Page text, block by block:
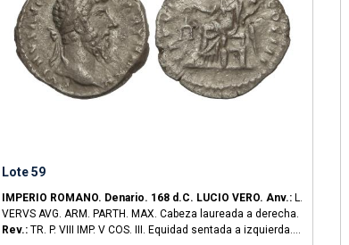
Lote 59
IMPERIO ROMANO. Denario. 168 d.C. LUCIO VERO. Anv.: L.
VERVS AVG. ARM. PARTH. MAX. Cabeza laureada a derecha.
Rev.: TR. P. VIII IMP. V COS. III. Equidad sentada a izquierda.